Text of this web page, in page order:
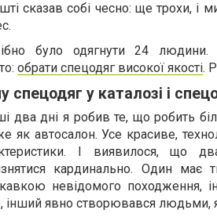
сказав собі чесно: ще трохи, і
було одягнути 24
обрати спецодяг високої якості.
спецодяг у каталозі і
два дні я робив те, що робить
як автосалон. Усе красиве,
І виявилося, що
кардинально. Один
невідомого походження,
інший явно створювався людьми,